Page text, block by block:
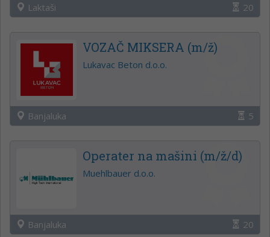
Laktaši 20
VOZAČ MIKSERA (m/ž)
Lukavac Beton d.o.o.
Banjaluka 5
Operater na mašini (m/ž/d)
Muehlbauer d.o.o.
Banjaluka 20